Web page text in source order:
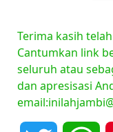
Terima kasih
Cantumkan link
seluruh atau
dan apresisasi